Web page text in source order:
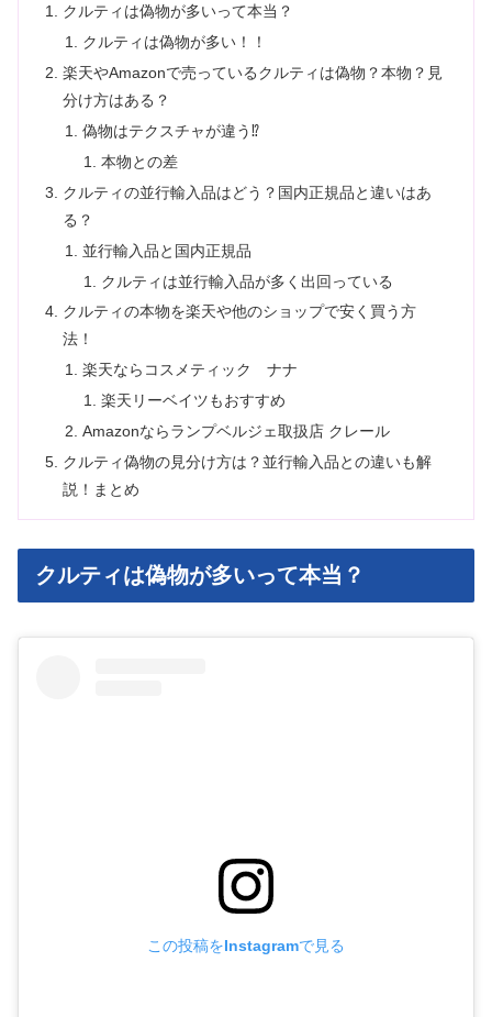
クルティは偽物が多いって本当？
クルティは偽物が多い！！
楽天やAmazonで売っているクルティは偽物？本物？見
分け方はある？
偽物はテクスチャが違う⁉
本物との差
クルティの並行輸入品はどう？国内正規品と違いはあ
る？
並行輸入品と国内正規品
クルティは並行輸入品が多く出回っている
クルティの本物を楽天や他のショップで安く買う方
法！
楽天ならコスメティック ナナ
楽天リーベイツもおすすめ
Amazonならランプベルジェ取扱店 クレール
クルティ偽物の見分け方は？並行輸入品との違いも解
説！まとめ
クルティは偽物が多いって本当？
この投稿をInstagramで見る